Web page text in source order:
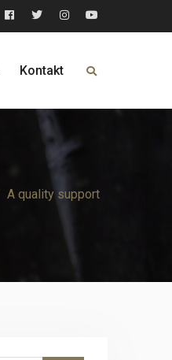
Facebook
TwitterInstagram
YouTube
Kontakt
A quality support